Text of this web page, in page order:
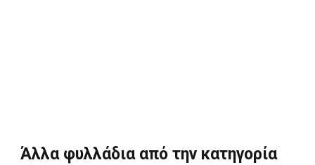
Άλλα φυλλάδια από την κατηγορία